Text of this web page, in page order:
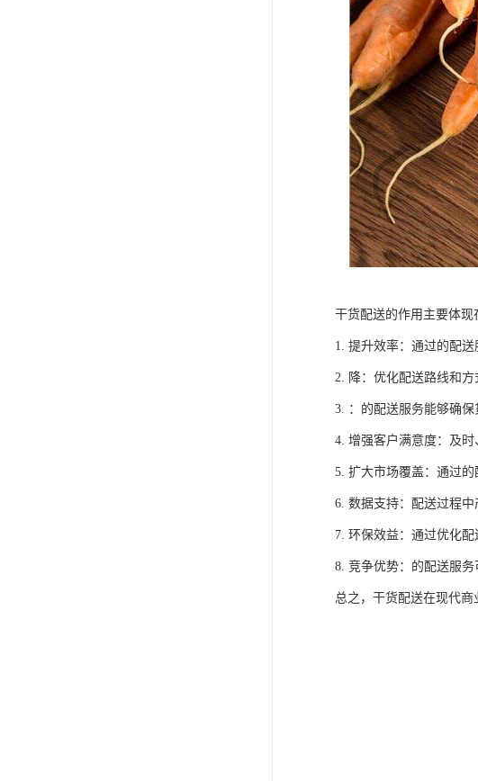
干货配送的作用主要体现
1. 提升效率：通过的配
2. 降：优化配送路线和
3. ：的配送服务能够确
4. 增强客户满意度：及
5. 扩大市场覆盖：通过
6. 数据支持：配送过程
7. 环保效益：通过优化
8. 竞争优势：的配送服
总之，干货配送在现代